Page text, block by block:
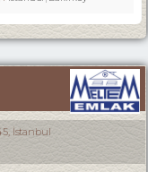
İstanbul